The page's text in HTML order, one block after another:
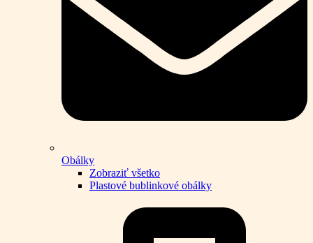
Obálky
Zobraziť všetko
Plastové bublinkové obálky